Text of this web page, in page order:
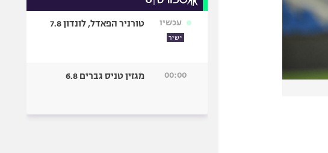
עכשיו
ישיר
טורניר הפאדל, לונדון 7.8
00:00 מגזין טניס גברים 6.8